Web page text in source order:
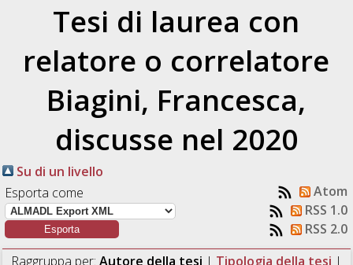
Tesi di laurea con
relatore o correlatore
Biagini, Francesca,
discusse nel 2020
Su di un livello
Esporta come
Atom
RSS 1.0
RSS 2.0
Raggruppa per: Autore della tesi | Tipologia della tesi |